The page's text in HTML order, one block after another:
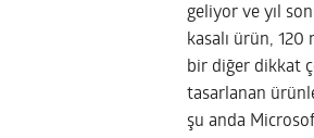
geliyor ve yıl
kasalı ürün,
bir diğer dikkat
tasarlanan
şu anda